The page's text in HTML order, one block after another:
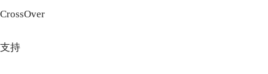
CrossOver
支持